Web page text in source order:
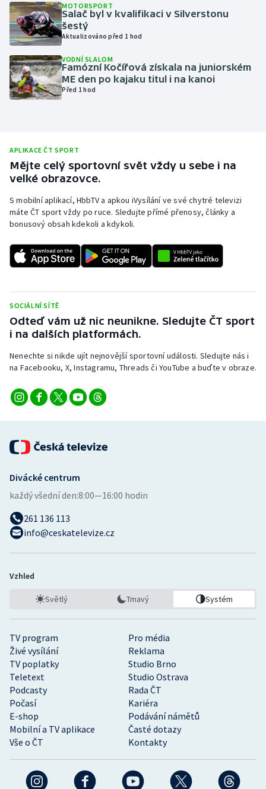
Olympijské hry
Parasport
Plavání
Plážový volejbal
Rychlobruslení
Rychlostní kanoistika
Short track
Stolní tenis
Triatlon
Veslování
Vodní slalom
Ostatní
MOTORSPORT
Salač byl v kvalifikaci v Silverstonu
šestý
Aktualizováno před 1 hod
VODNÍ SLALOM
Famózní Kočířová získala na juniorském
ME den po kajaku titul i na kanoi
Před 1 hod
APLIKACE ČT SPORT
Mějte celý sportovní svět vždy u sebe i na
velké obrazovce.
S mobilní aplikací, HbbTV a apkou iVysílání ve své chytré televizi
máte ČT sport vždy po ruce. Sledujte přímé přenosy, články a
bonusový obsah kdekoli a kdykoli.
SOCIÁLNÍ SÍTĚ
Odteď vám už nic neunikne. Sledujte ČT sport
i na dalších platformách.
Nenechte si nikde ujít nejnovější sportovní události. Sledujte nás i
na Facebooku, X, Instagramu, Threads či YouTube a buďte v obraze.
TV program
Pro média
Živé vysílání
Reklama
TV poplatky
Studio Brno
Teletext
Studio Ostrava
Podcasty
Rada ČT
Počasí
Kariéra
E-shop
Podávání námětů
Mobilní a TV aplikace
Časté dotazy
Vše o ČT
Kontakty
Divácké centrum
každý všední den:8:00—16:00 hodin
261 136 113
info@ceskatelevize.cz
Vzhled
Světlý Tmavý Systém